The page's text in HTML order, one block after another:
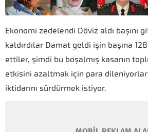
Ekonomi zedelendi Döviz aldı başını
kaldırdılar Damat geldi işin başına
ettiler, şimdi bu boşalmış kasanın
etkisini azaltmak için para dileniyorlar
iktidarını sürdürmek istiyor.